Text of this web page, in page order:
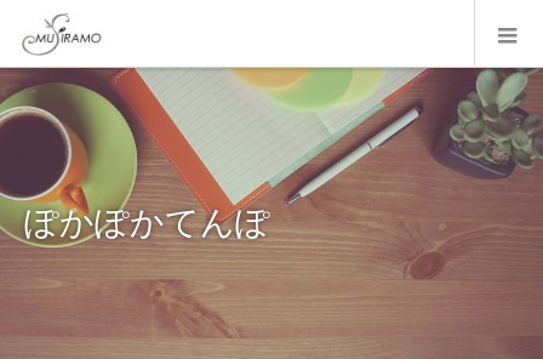
ぽかぽかてんぽ